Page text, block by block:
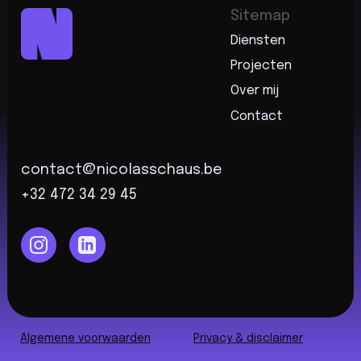
Sitemap
Diensten
Projecten
Over mij
Contact
contact@nicolasschaus.be
+32 472 34 29 45
Algemene voorwaarden Privacy & disclaimer